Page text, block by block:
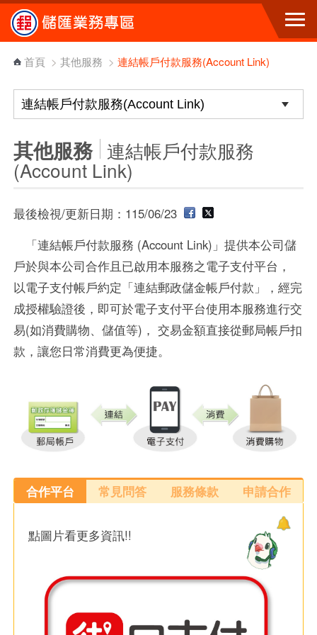
跳到主要內容區塊
首頁 > 其他服務 > 連結帳戶付款服務(Account Link)
其他服務 連結帳戶付款服務
(Account Link)
最後檢視/更新日期：115/06/23
「連結帳戶付款服務 (Account Link)」提供本公司儲
戶於與本公司合作且已啟用本服務之電子支付平台，
以電子支付帳戶約定「連結郵政儲金帳戶付款」，經完
成授權驗證後，即可於電子支付平台使用本服務進行交
易(如消費購物、儲值等)， 交易金額直接從郵局帳戶扣
款，讓您日常消費更為便捷。
合作平台 常見問答 服務條款 申請合作
點圖片看更多資訊!!